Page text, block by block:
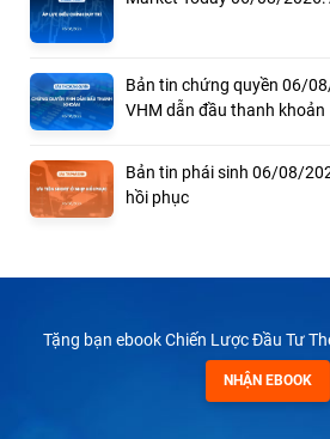
Bản tin chứng quyền 06/
VHM dẫn đầu thanh khoản
Bản tin phái sinh 06/08/
hồi phục
Tặng bạn ebook Chiến Lược Đầu Tư
NHẬN EBOOK